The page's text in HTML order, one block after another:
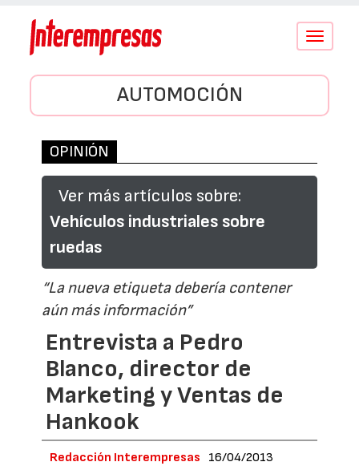
Conmutar
AUTOMOCIÓN
OPINIÓN
Ver más artículos sobre:
Vehículos industriales sobre
ruedas
“La nueva etiqueta debería contener
aún más información”
Entrevista a Pedro
Blanco, director de
Marketing y Ventas de
Hankook
Redacción Interempresas 16/04/2013